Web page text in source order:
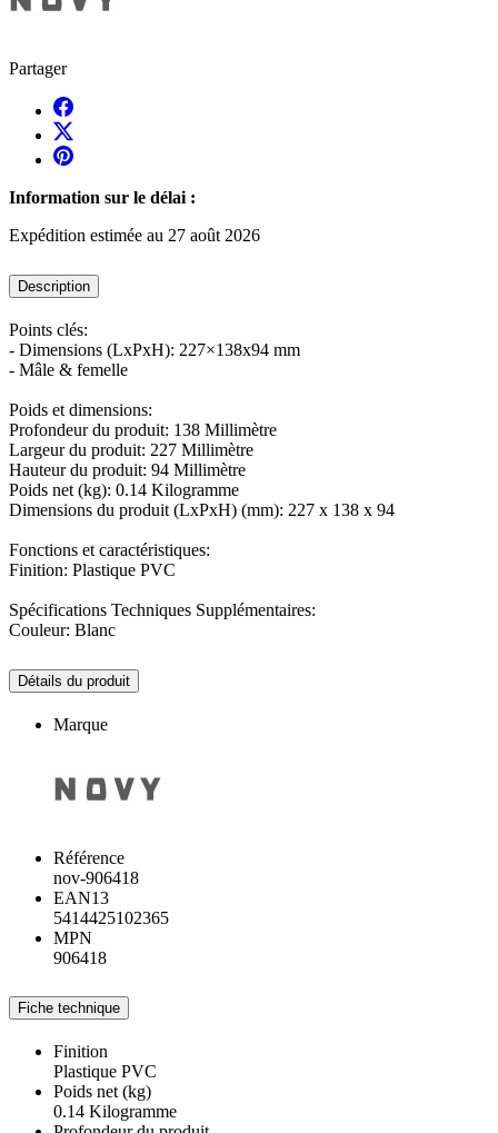
Partager
Information sur le délai :
Expédition estimée au 27 août 2026
Description
Points clés:
- Dimensions (LxPxH): 227×138x94 mm
- Mâle & femelle
Poids et dimensions:
Profondeur du produit: 138 Millimètre
Largeur du produit: 227 Millimètre
Hauteur du produit: 94 Millimètre
Poids net (kg): 0.14 Kilogramme
Dimensions du produit (LxPxH) (mm): 227 x 138 x 94
Fonctions et caractéristiques:
Finition: Plastique PVC
Spécifications Techniques Supplémentaires:
Couleur: Blanc
Détails du produit
Marque
Référence
nov-906418
EAN13
5414425102365
MPN
906418
Fiche technique
Finition
Plastique PVC
Poids net (kg)
0.14 Kilogramme